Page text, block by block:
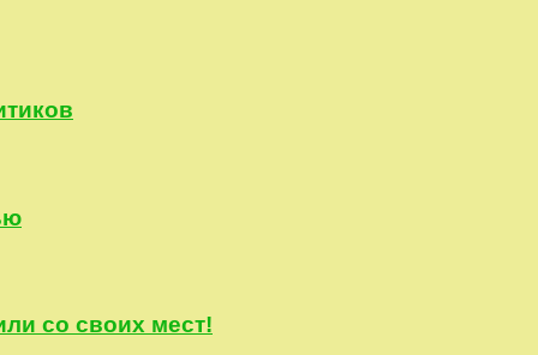
со своих мест!